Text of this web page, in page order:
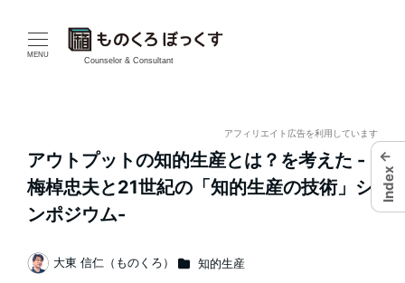
MENU
Counselor & Consultant
アフィリエイト広告を利用しています
アウトプットの知的生産とは？を考えた -
梅棹忠夫と21世紀の「知的生産の技術」シ
ンポジウム-
著
大東 信仁（ものくろ） カテゴリー
知的生産
←
Index